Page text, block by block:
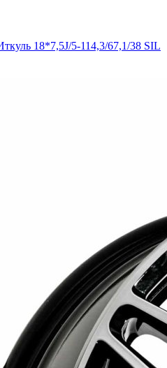
18*7,5J/5-114,3/67,1/38 SIL